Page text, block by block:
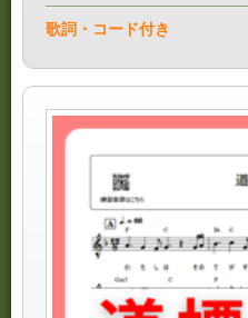
歌詞・コード付き